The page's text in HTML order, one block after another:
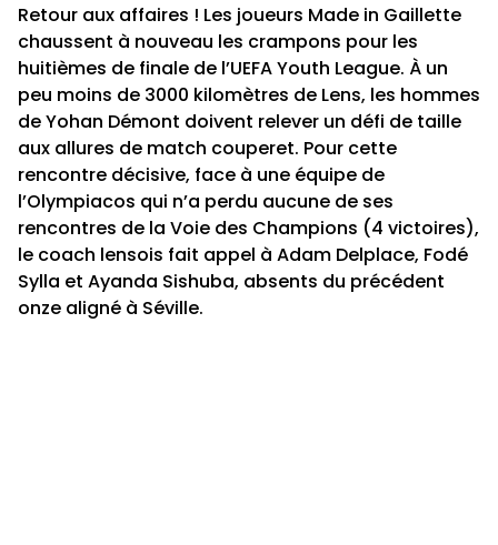
Retour aux affaires ! Les joueurs Made in Gaillette
chaussent à nouveau les crampons pour les
huitièmes de finale de l’UEFA Youth League. À un
peu moins de 3000 kilomètres de Lens, les hommes
de Yohan Démont doivent relever un défi de taille
aux allures de match couperet. Pour cette
rencontre décisive, face à une équipe de
l’Olympiacos qui n’a perdu aucune de ses
rencontres de la Voie des Champions (4 victoires),
le coach lensois fait appel à Adam Delplace, Fodé
Sylla et Ayanda Sishuba, absents du précédent
onze aligné à Séville.